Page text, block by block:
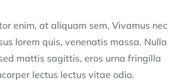
enim, at aliquam sem. Vivamus nec
lorem quis, venenatis massa. Nulla
mattis sagittis, eros urna fringilla
lectus lectus vitae odio.